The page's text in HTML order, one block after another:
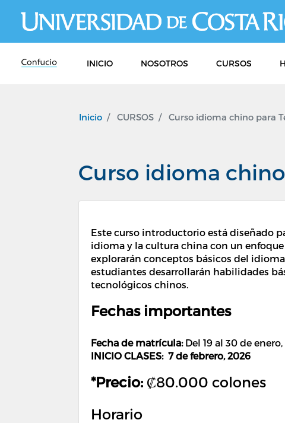
INICIO NOSOTROS CURSOS
Inicio CURSOS Curso idioma chino para
Curso idioma
Este curso introductorio está diseñado
idioma y la cultura china con un
explorarán conceptos básicos del
estudiantes desarrollarán habilidades
tecnológicos chinos.
Fechas importantes
Fecha de matrícula:Del 19 al 30 de
INICIO CLASES: 7 de febrero, 2026
*Precio: ₡80.000 colones
Horario